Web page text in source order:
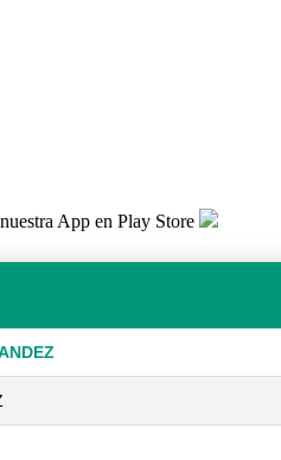
App en Play Store